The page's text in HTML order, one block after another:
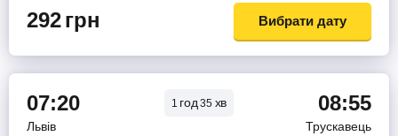
292грн Вибрати дату
07:20 1 год35 хв 08:55
Львів
Трускавець